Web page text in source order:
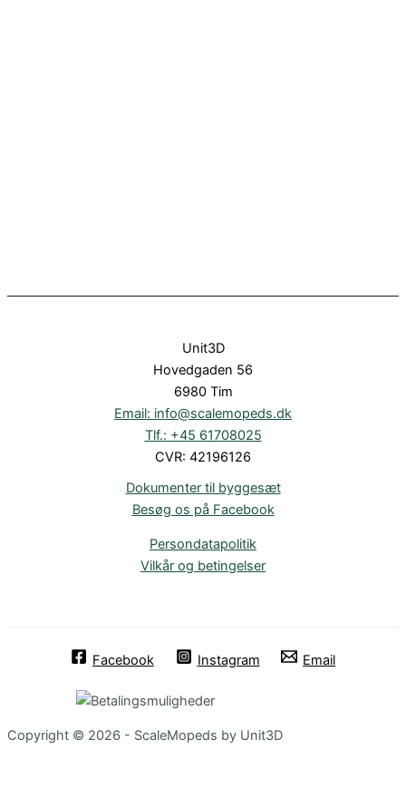
Unit3D
Hovedgaden 56
6980 Tim
Email: info@scalemopeds.dk
Tlf.: +45 61708025
CVR: 42196126
Dokumenter til byggesæt
Besøg os på Facebook
Persondatapolitik
Vilkår og betingelser
Facebook Instagram Email
Copyright © 2026 - ScaleMopeds by Unit3D